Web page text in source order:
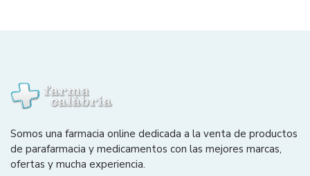
Somos una farmacia online dedicada a la venta de productos
de parafarmacia y medicamentos con las mejores marcas,
ofertas y mucha experiencia.